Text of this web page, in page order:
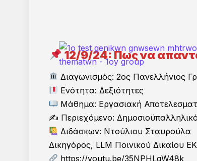
12/9/24: Πως να
Διαγωνισμός: 2ος Πανελλήνιος
Ενότητα: Δεξιότητες
Μάθημα: Εργασιακή
✍️ Περιεχόμενο:
Διδάσκων: Ντούλιου Σταυρούλα
Δικηγόρος, LLM Ποινικού Δικαίου
https://youtu.be/35NPHLgW48k